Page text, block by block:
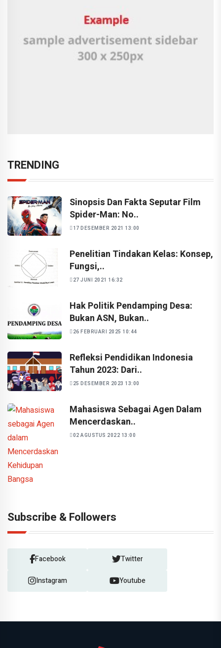
TRENDING
Sinopsis Dan Fakta Seputar Film
Spider-Man: No..
17 DESEMBER 2021 13:00
Penelitian Tindakan Kelas: Konsep,
Fungsi,..
27 JUNI 2021 16:32
Hak Politik Pendamping Desa:
Bukan ASN, Bukan..
26 FEBRUARI 2025 10:44
Refleksi Pendidikan Indonesia
Tahun 2023: Dari..
25 DESEMBER 2023 13:00
Mahasiswa Sebagai Agen Dalam
Mencerdaskan..
02 AGUSTUS 2022 13:00
Subscribe & Followers
Facebook Twitter
Instagram Youtube